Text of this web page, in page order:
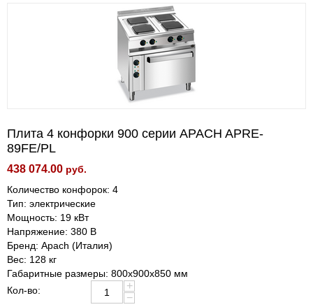
Плита 4 конфорки 900 серии APACH APRE-
89FE/PL
438 074.00 руб.
Количество конфорок: 4
Тип: электрические
Мощность: 19 кВт
Напряжение: 380 В
Бренд: Apach (Италия)
Вес: 128 кг
Габаритные размеры: 800х900х850 мм
Кол-во:
+
−